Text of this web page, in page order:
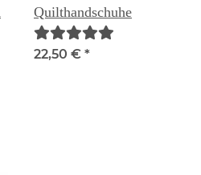
Quilthandschuhe
22,50 € *